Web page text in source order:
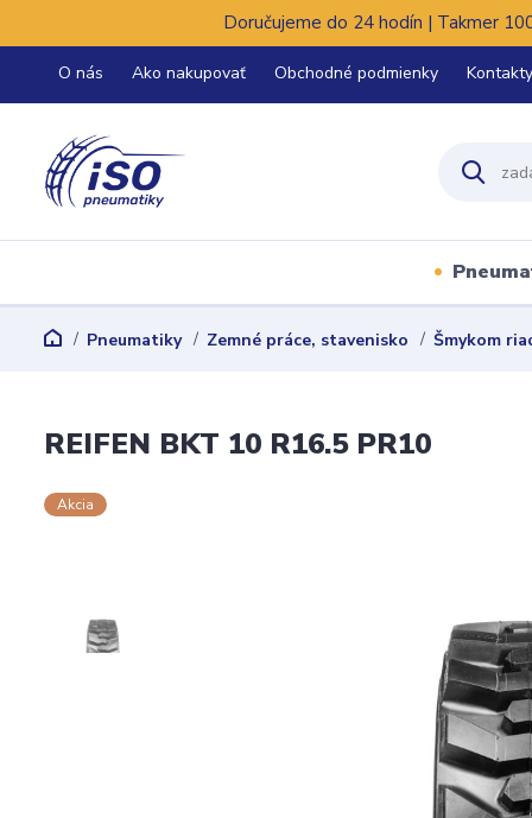
Doručujeme do 24 hodín | Takmer
O nás Ako nakupovať Obchodné podmienky Kontakty
Pneumatiky Zemné práce, stavenisko Šmykom
REIFEN BKT 10 R16.5 PR10
Akcia